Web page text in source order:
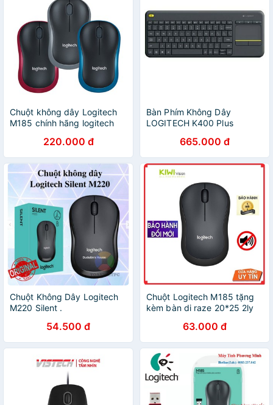
Chuột không dây Logitech
M185 chính hãng logitech
220.000 đ
Bàn Phím Không Dây
LOGITECH K400 Plus
665.000 đ
Chuột Không Dây Logitech
M220 Silent .
54.500 đ
Chuột Logitech M185 tặng
kèm bàn di raze 20*25 2ly
63.000 đ